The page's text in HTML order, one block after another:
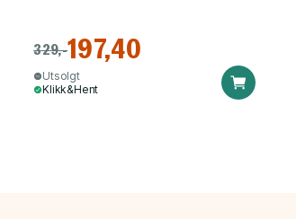
329,-197,40
Utsolgt
Klikk&Hent